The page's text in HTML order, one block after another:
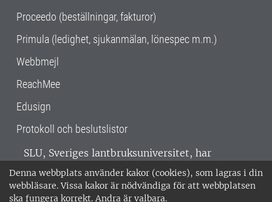
Denna webbplats använder kakor (cookies), som lagras i din
webbläsare. Vissa kakor är nödvändiga för att webbplatsen
ska fungera korrekt. Andra är valbara.
Proceedo (beställningar, fakturor)
Primula (ledighet, sjukanmälan, lönespec m.m.)
Webbmejl
ReachMee
Edusign
Protokoll och beslutslistor
SLU, Sveriges lantbruksuniversitet, har
verksamhet över hela Sverige. Huvudorter är
Alnarp, Uppsala och Umeå.SLU är
miljöcertifierat enligt ISO 14001. •